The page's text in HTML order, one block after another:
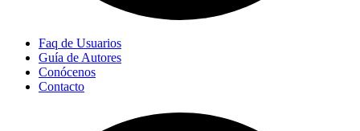
Faq de Usuarios
Guía de Autores
Conócenos
Contacto